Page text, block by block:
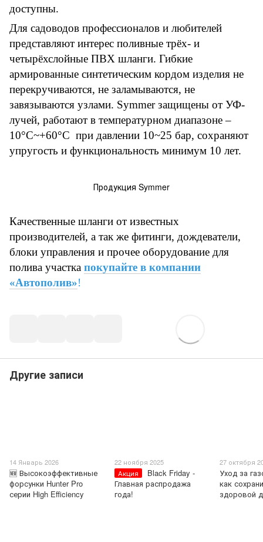
доступны.
Для садоводов профессионалов и любителей
представляют интерес поливные трёх- и
четырёхслойные ПВХ шланги. Гибкие
армированные синтетическим кордом изделия не
перекручиваются, не заламываются, не
завязываются узлами. Symmer защищены от УФ-
лучей, работают в температурном диапазоне –
10°C~+60°C при давлении 10~25 бар, сохраняют
упругость и функциональность минимум 10 лет.
Продукция Symmer
Качественные шланги от известных
производителей, а так же фитинги, дождеватели,
блоки управления и прочее оборудование для
полива участка покупайте в компании
«Автополив»!
Другие записи
14 Январь 2026
🆕 Высокоэффективные
форсунки Hunter Pro
серии High Efficiency
22 ноября 2025
Акция
Black Friday -
Главная распродажа
года!
27 октября
Уход за
как
здоровой